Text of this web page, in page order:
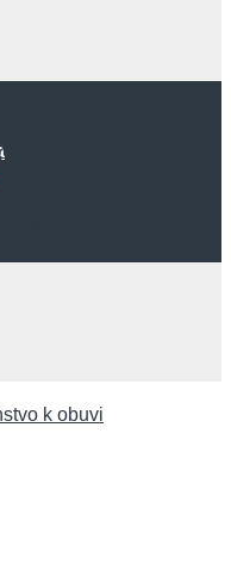
BUTÁN
k obuvi